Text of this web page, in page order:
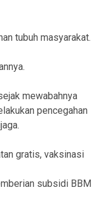
tubuh masyarakat.
mewabahnya
pencegahan
gratis, vaksinasi
subsidi BBM